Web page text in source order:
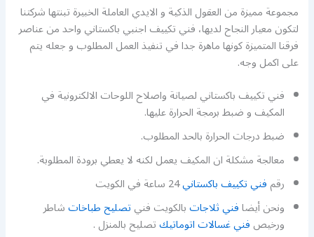
مجموعة مميزة من العقول الذكية و الايدي العاملة الخبيرة تبنتها شركتنا
لتكون معيار النجاح لديها، فني تكييف اجنبي باكستاني واحد من عناصر
فرقنا المتميزة كونها ماهرة جدا في تنفيذ العمل المطلوب و جعله يتم
على اكمل وجه.
فني تكييف باكستاني لصيانة واصلاح اللوحات الالكترونية في
المكيف و ضبط برمجة الحرارة عليها.
ضبط درجات الحرارة بالحد المطلوب.
معالجة مشكلة ان المكيف يعمل لكنه لا يعطي برودة المطلوبة.
رقمفني تكييف باكستاني24 ساعة في الكويت
ونحن أيضافني ثلاجاتبالكويت فنيتصليح طباخاتشاطر
ورخيصفني غسالات اتوماتيكتصليح بالمنزل .